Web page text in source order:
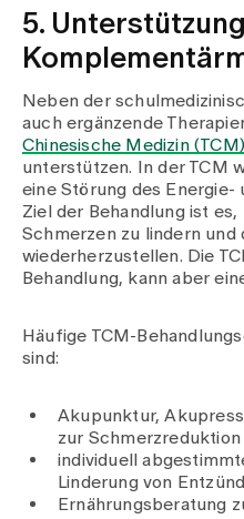
5.
Neben der
auch ergänzende
Chinesische Medizin
unterstützen. In der TCM
eine Störung des Energie-
Ziel der Behandlung ist
Schmerzen zu lindern und
wiederherzustellen. Die
Behandlung, kann aber
Häufige TCM-
sind:
Akupunktur,
zur
individuell
Linderung von
Ernährungsberatung